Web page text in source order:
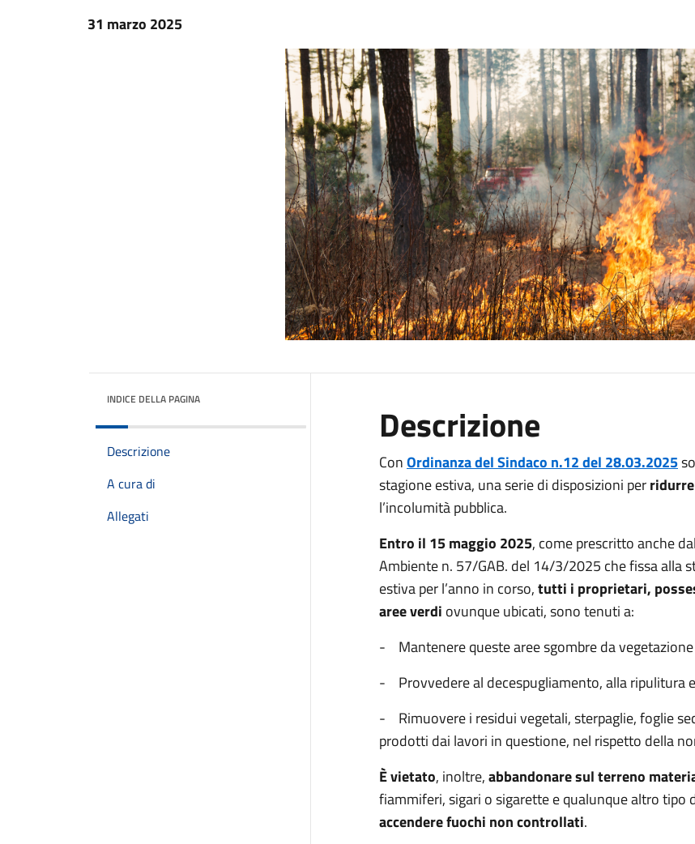
31 marzo 2025
INDICE DELLA PAGINA
Descrizione
A cura di
Allegati
Descrizione
ConOrdinanza del Sindaco n.12 del 28.03.2025
stagione estiva, una serie di disposizioni per
l’incolumità pubblica.
Entro il 15 maggio 2025, come prescritto anche
Ambiente n. 57/GAB. del 14/3/2025 che fissa alla
estiva per l’anno in corso,tutti i proprietari,
aree verdi ovunque ubicati, sono tenuti a:
- Mantenere queste aree sgombre da vegetazione
- Provvedere al decespugliamento, alla ripulitura
- Rimuovere i residui vegetali, sterpaglie, foglie
prodotti dai lavori in questione, nel rispetto della
È vietato, inoltre,abbandonare sul terreno
fiammiferi, sigari o sigarette e qualunque altro tipo
accendere fuochi non controllati.